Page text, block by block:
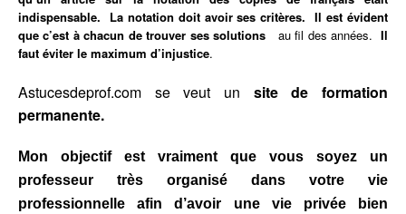
indispensable. La notation doit avoir ses critères. Il est évident
que c’est à chacun de trouver ses solutions
au fil des années. Il
faut éviter le maximum d’injustice.
Astucesdeprof.com se veut un site de formation
permanente.
Mon objectif est vraiment que vous soyez un
professeur très organisé dans votre vie
professionnelle afin d’avoir une vie privée bien